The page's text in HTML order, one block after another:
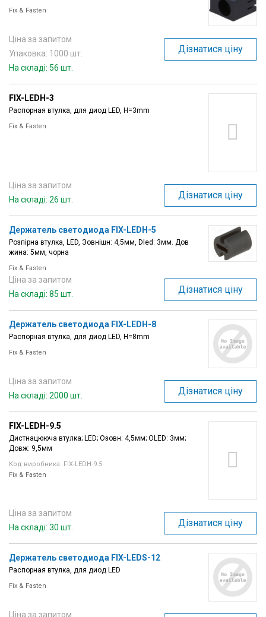
Fix & Fasten
Ціна за запитом
Упаковка: 1000 шт.
На складі: 56 шт.
Дізнатися ціну
FIX-LEDH-3
Распорная втулка, для диод LED, H=3mm
Fix & Fasten
Ціна за запитом
На складі: 26 шт.
Дізнатися ціну
Держатель светодиода FIX-LEDH-5
Розпірна втулка, LED, Зовнішн: 4,5мм, Dled: 3мм. Дов
жина: 5мм, чорна
Fix & Fasten
Ціна за запитом
На складі: 85 шт.
Дізнатися ціну
Держатель светодиода FIX-LEDH-8
Распорная втулка, для диод LED, H=8mm
Fix & Fasten
Ціна за запитом
На складі: 2000 шт.
Дізнатися ціну
FIX-LEDH-9.5
Дистнацююча втулка; LED; Oзовн: 4,5мм; OLED: 3мм;
Довж: 9,5мм
Код виробника: FIX-LEDH-9.5
Fix & Fasten
Ціна за запитом
На складі: 30 шт.
Дізнатися ціну
Держатель светодиода FIX-LEDS-12
Распорная втулка, для диод LED
Fix & Fasten
Ціна за запитом